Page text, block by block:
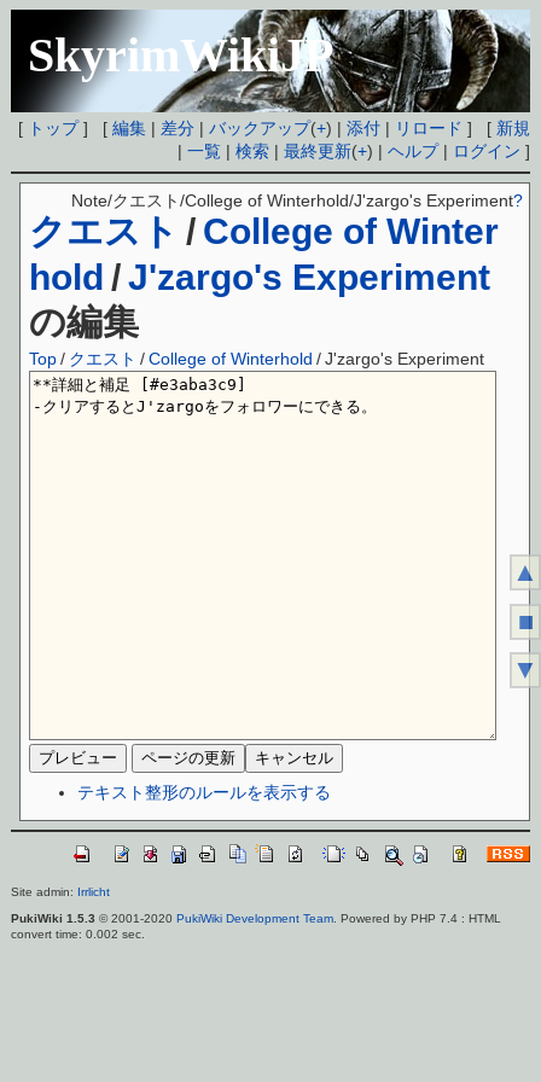
SkyrimWikiJP
[ トップ] [編集 | 差分 |バックアップ(+) |添付 | リロード ] [ 新規
|一覧 |検索 |最終更新(+) |ヘルプ| ログイン ]
クエスト / College of Winter
hold /J'zargo's Experiment
の編集
Note/クエスト/College of Winterhold/J'zargo's Experiment?
Top / クエスト /College of Winterhold / J'zargo's Experiment
テキスト整形のルールを表示する
Site admin: Irrlicht
PukiWiki 1.5.3 © 2001-2020 PukiWiki Development Team. Powered by PHP 7.4 : HTML
convert time: 0.002 sec.
▲
■
▼